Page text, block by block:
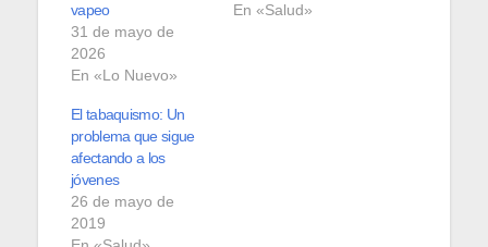
vapeo
31 de mayo de
2026
En «Lo Nuevo»
En «Salud»
El tabaquismo: Un
problema que sigue
afectando a los
jóvenes
26 de mayo de
2019